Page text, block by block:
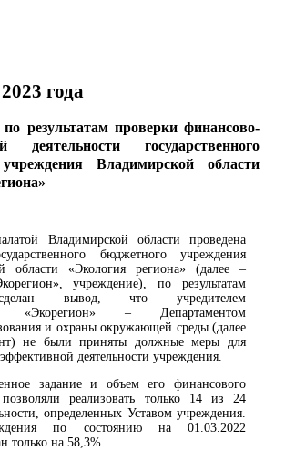
года
результатам проверки финансово-
деятельности государственного
Владимирской области
Владимирской области проведена
бюджетного учреждения
области «Экология региона» (далее –
учреждение), по результатам
вывод, что учредителем
– Департаментом
и охраны окружающей среды (далее
не были приняты должные меры для
деятельности учреждения.
задание и объем его финансового
позволяли реализовать только 14 из 24
определенных Уставом учреждения.
по состоянию на 01.03.2022
только на 58,3%.